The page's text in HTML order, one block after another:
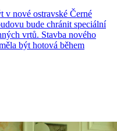
nové ostravské Černé
bude chránit speciální
vrtů. Stavba nového
být hotová během